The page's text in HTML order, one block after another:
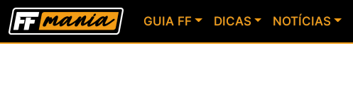
GUIA FF DICAS NOTÍCIAS